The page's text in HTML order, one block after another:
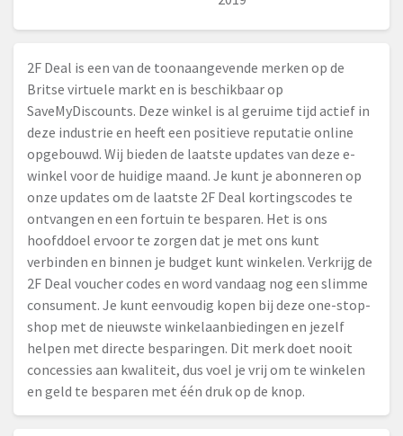
2F Deal is een van de toonaangevende merken op de
Britse virtuele markt en is beschikbaar op
SaveMyDiscounts. Deze winkel is al geruime tijd actief in
deze industrie en heeft een positieve reputatie online
opgebouwd. Wij bieden de laatste updates van deze e-
winkel voor de huidige maand. Je kunt je abonneren op
onze updates om de laatste 2F Deal kortingscodes te
ontvangen en een fortuin te besparen. Het is ons
hoofddoel ervoor te zorgen dat je met ons kunt
verbinden en binnen je budget kunt winkelen. Verkrijg de
2F Deal voucher codes en word vandaag nog een slimme
consument. Je kunt eenvoudig kopen bij deze one-stop-
shop met de nieuwste winkelaanbiedingen en jezelf
helpen met directe besparingen. Dit merk doet nooit
concessies aan kwaliteit, dus voel je vrij om te winkelen
en geld te besparen met één druk op de knop.